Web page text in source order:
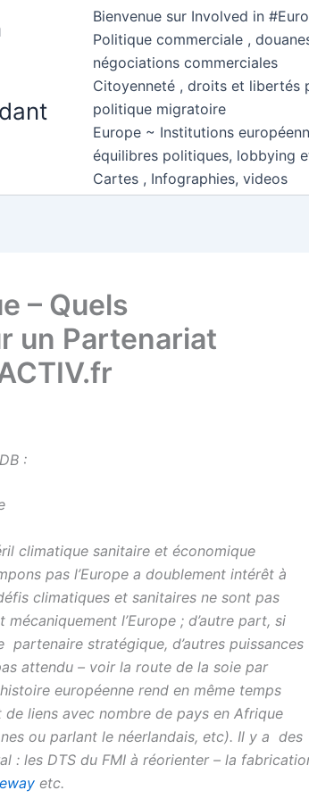
Bienvenue sur Involved in
Politique commerciale ,
négociations commerciales
Citoyenneté , droits et libertés
politique migratoire
Europe ~ Institutions
équilibres politiques, lobbying
Cartes , Infographies, videos
– Quels
un Partenariat
:
climatique sanitaire et économique
pas l’Europe a doublement intérêt à
climatiques et sanitaires ne sont pas
l’Europe ; d’autre part, si
partenaire stratégique, d’autres puissances
attendu – voir la route de la soie par
européenne rend en même temps
liens avec nombre de pays en Afrique
ou parlant le néerlandais, etc). Il y a des
: les DTS du FMI à réorienter – la
etc.